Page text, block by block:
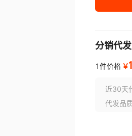
分销代发
1件价格 ￥
近30天
代发品